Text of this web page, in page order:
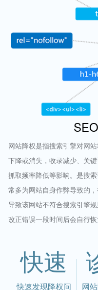
网站降权是指搜索引擎对网
下降或消失，收录减少、关
抓取频率降低等影响。是搜
常多为网站自身作弊导致的
导致该网站不符合搜索引擎
改正错误一段时间后会自行恢
快速
快速发现降权问
网